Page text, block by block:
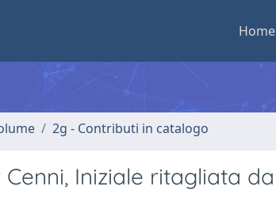
Home
2g - Contributi in catalogo
Iniziale ritagliata da